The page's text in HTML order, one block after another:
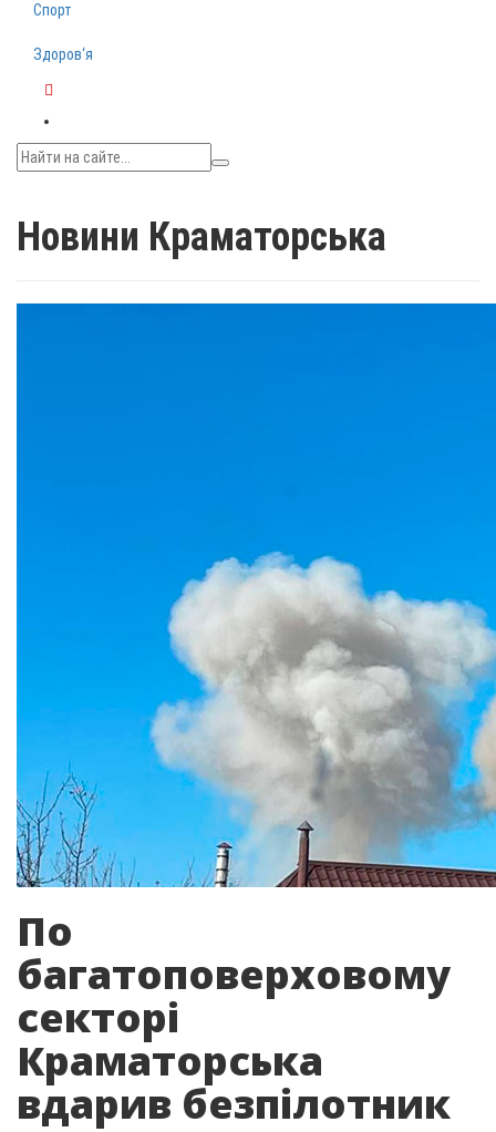
Спорт
Здоров‘я
Новини Краматорська
По
багатоповерховому
секторі
Краматорська
вдарив безпілотник